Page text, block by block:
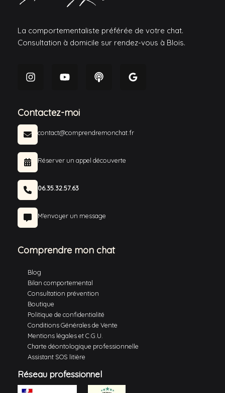
La comportementaliste préférée de votre chat.
Consultation à domicile sur rendez-vous à Blois.
Contactez-moi
contact@comprendremonchat.fr
Réserver un appel découverte
06.35.32.57.63
M'envoyer un message
Comprendre mon chat
Blog
Bilan comportemental
Consultation prévention
Boutique
Politique de confidentialité
Conditions Générales de Vente
Mentions légales et C.G.U.
Charte déontologique professionnelle
Assistant SOS litière
Réseau professionnel